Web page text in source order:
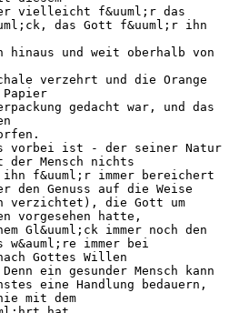
vielleicht f&uuml;r das
das Gott f&uuml;r ihn
hinaus und weit oberhalb von
verzehrt und die Orange
Papier
gedacht war, und das
vorbei ist - der seiner Natur
Mensch nichts
ihn f&uuml;r immer bereichert
den Genuss auf die Weise
verzichtet), die Gott um
vorgesehen hatte,
Gl&uuml;ck immer noch den
w&auml;re immer bei
Gottes Willen
ein gesunder Mensch kann
eine Handlung bedauern,
mit dem